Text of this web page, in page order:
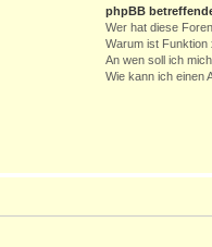
phpBB
Wer hat diese
Warum ist Funktion
An wen soll ich
Wie kann ich einen